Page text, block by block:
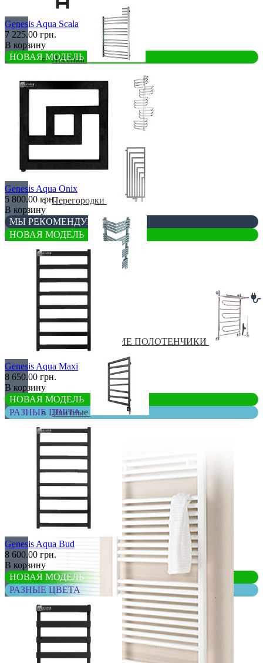
Лесенка
Перегородки
Угловые
ЭЛЕКТРИЧЕСКИЕ ПОЛОТЕНЧИКИ
Элитные
Genesis Aqua Scala
7 225.00 грн.
В корзину
НОВАЯ МОДЕЛЬ
Genesis Aqua Onix
5 800.00 грн.
В корзину
МЫ РЕКОМЕНДУЕМ
НОВАЯ МОДЕЛЬ
Genesis Aqua Maxi
8 650.00 грн.
В корзину
НОВАЯ МОДЕЛЬ
РАЗНЫЕ ЦВЕТА
Genesis Aqua Bud
8 600.00 грн.
В корзину
НОВАЯ МОДЕЛЬ
РАЗНЫЕ ЦВЕТА